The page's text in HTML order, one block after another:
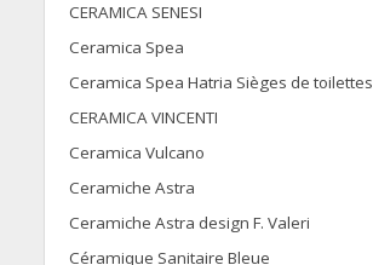
CERAMICA SENESI
Ceramica Spea
Ceramica Spea Hatria Sièges de toilettes
CERAMICA VINCENTI
Ceramica Vulcano
Ceramiche Astra
Ceramiche Astra design F. Valeri
Céramique Sanitaire Bleue